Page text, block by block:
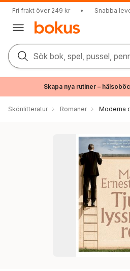
Fri frakt över 249 kr • Snabba
Sök bok, spel, pussel,
Skapa nya rutiner –
Skönlitteratur Romaner Moderna